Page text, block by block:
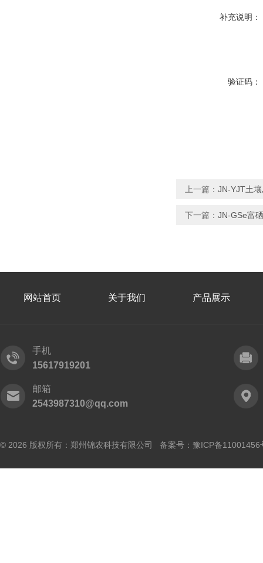
补充说明：
验证码：
上一篇： JN-YJT土
下一篇： JN-GSe富
网站首页 关于我们 产品展示
手机
15617919201
邮箱
2543987310@qq.com
© 2026 版权所有：郑州锦农科技有限公司 备案号： 豫ICP备11001456